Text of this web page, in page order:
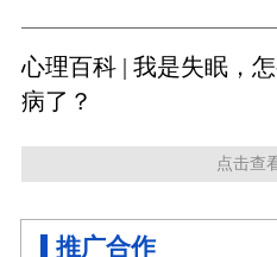
心理百科 | 我是失眠，
病了？
点击查
推广合作